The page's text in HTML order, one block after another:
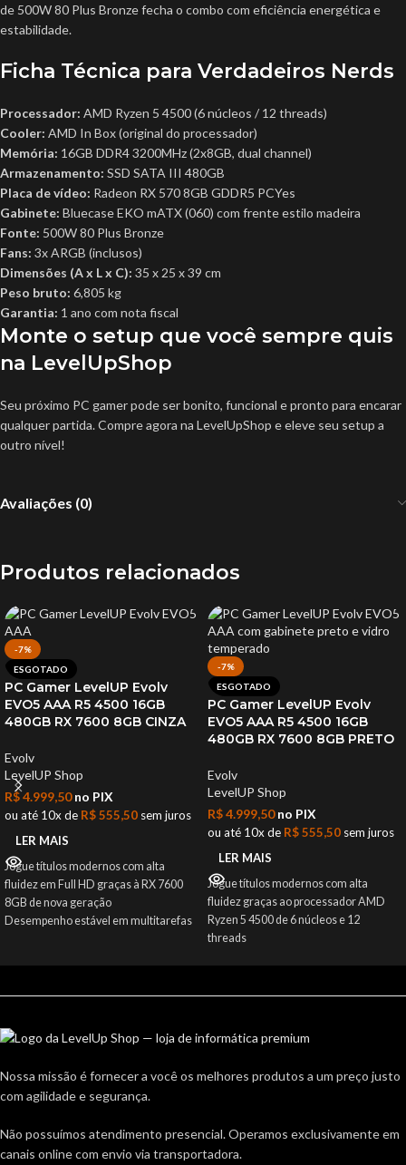
de 500W 80 Plus Bronze fecha o combo com eficiência energética e
estabilidade.
Ficha Técnica para Verdadeiros Nerds
Processador: AMD Ryzen 5 4500 (6 núcleos / 12 threads)
Cooler: AMD In Box (original do processador)
Memória: 16GB DDR4 3200MHz (2x8GB, dual channel)
Armazenamento: SSD SATA III 480GB
Placa de vídeo: Radeon RX 570 8GB GDDR5 PCYes
Gabinete: Bluecase EKO mATX (060) com frente estilo madeira
Fonte: 500W 80 Plus Bronze
Fans: 3x ARGB (inclusos)
Dimensões (A x L x C): 35 x 25 x 39 cm
Peso bruto: 6,805 kg
Garantia: 1 ano com nota fiscal
Monte o setup que você sempre quis
na LevelUpShop
Seu próximo PC gamer pode ser bonito, funcional e pronto para encarar
qualquer partida. Compre agora na LevelUpShop e eleve seu setup a
outro nível!
Avaliações (0)
Produtos relacionados
-7%
ESGOTADO
PC Gamer LevelUP Evolv
EVO5 AAA R5 4500 16GB
480GB RX 7600 8GB CINZA
Evolv
LevelUP Shop
R$4.999,50no PIX
ou até 10x de R$555,50 sem juros
LER MAIS
Jogue títulos modernos com alta
fluidez em Full HD graças à RX 7600
8GB de nova geração
Desempenho estável em multitarefas
sistema responsivo com SSD de
Memória de 16GB DDR4 em dual
channel para rodar jogos atuais sem
Gabinete compacto com vidro
temperado e 5 fans ARGB para
Produto novo com nota fiscal e
garantia para sua segurança
-7%
ESGOTADO
PC Gamer LevelUP Evolv
EVO5 AAA R5 4500 16GB
480GB RX 7600 8GB PRETO
Evolv
LevelUP Shop
R$4.999,50no PIX
ou até 10x de R$555,50 sem juros
LER MAIS
Jogue títulos modernos com alta
fluidez graças ao processador AMD
Ryzen 5 4500 de 6 núcleos e 12
threads
7600 8GB baseada em arquitetura
responsivo com SSD de 480GB para
Memória de 16GB DDR4 em dual
Gabinete compacto com vidro
temperado e 5 fans ARGB que
Nossa missão é fornecer a você os melhores produtos a um preço justo
com agilidade e segurança.
Não possuímos atendimento presencial. Operamos exclusivamente em
canais online com envio via transportadora.